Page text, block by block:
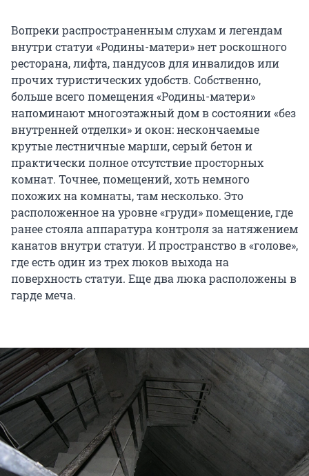
Вопреки распространенным слухам и легендам
внутри статуи «Родины-матери» нет роскошного
ресторана, лифта, пандусов для инвалидов или
прочих туристических удобств. Собственно,
больше всего помещения «Родины-матери»
напоминают многоэтажный дом в состоянии «без
внутренней отделки» и окон: нескончаемые
крутые лестничные марши, серый бетон и
практически полное отсутствие просторных
комнат. Точнее, помещений, хоть немного
похожих на комнаты, там несколько. Это
расположенное на уровне «груди» помещение, где
ранее стояла аппаратура контроля за натяжением
канатов внутри статуи. И пространство в «голове»,
где есть один из трех люков выхода на
поверхность статуи. Еще два люка расположены в
гарде меча.